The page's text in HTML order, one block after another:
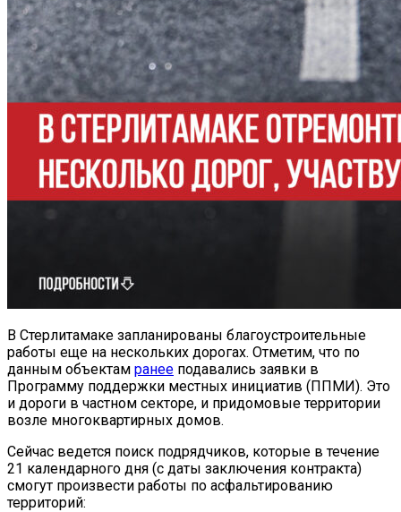
В Стерлитамаке запланированы благоустроительные
работы еще на нескольких дорогах. Отметим, что по
данным объектам ранее подавались заявки в
Программу поддержки местных инициатив (ППМИ). Это
и дороги в частном секторе, и придомовые территории
возле многоквартирных домов.
Сейчас ведется поиск подрядчиков, которые в течение
21 календарного дня (с даты заключения контракта)
смогут произвести работы по асфальтированию
территорий: